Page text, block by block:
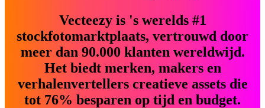
Vecteezy is 's werelds #1
stockfotomarktplaats, vertrouwd door
meer dan 90.000 klanten wereldwijd.
Het biedt merken, makers en
verhalenvertellers creatieve assets die
tot 76% besparen op tijd en budget.